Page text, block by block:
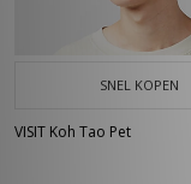
SNEL KOPEN
VISIT Koh Tao Pet